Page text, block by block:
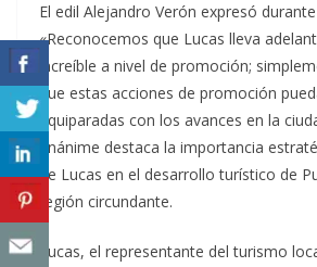
El edil Alejandro Verón expresó
«Reconocemos que Lucas lleva
increíble a nivel de promoción;
que estas acciones de promoción
equiparadas con los avances en la
unánime destaca la importancia
de Lucas en el desarrollo turístico de
región circundante.
Lucas, el representante del turismo